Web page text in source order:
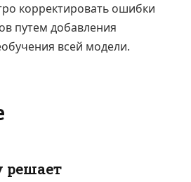
корректировать ошибки
путем добавления
всей модели.
решает